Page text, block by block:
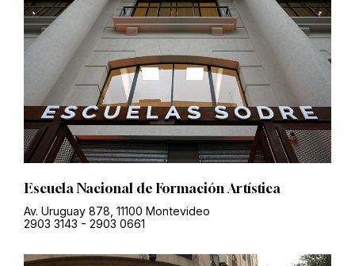
Escuela Nacional de Formación Artística
Av. Uruguay 878, 11100 Montevideo
2903 3143 - 2903 0661